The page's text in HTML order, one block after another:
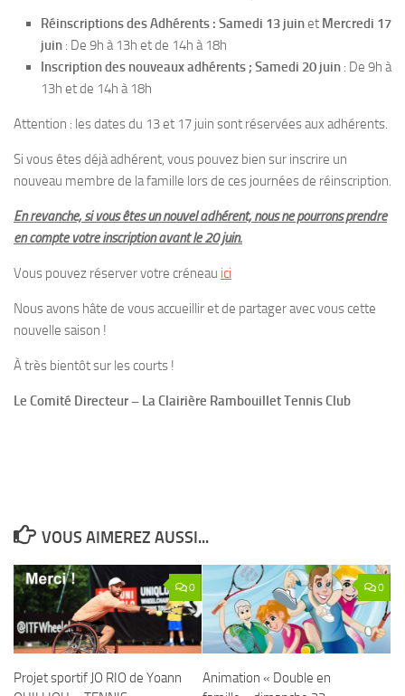
Réinscriptions des Adhérents : Samedi 13 juinet Mercredi 17
juin : De 9h à 13h et de 14h à 18h
Inscription des nouveaux adhérents ; Samedi 20 juin : De 9h à
13h et de 14h à 18h
Attention : les dates du 13 et 17 juin sont réservées aux adhérents.
Si vous êtes déjà adhérent, vous pouvez bien sur inscrire un
nouveau membre de la famille lors de ces journées de réinscription.
En revanche, si vous êtes un nouvel adhérent, nous ne pourrons prendre
en compte votre inscription avant le 20 juin.
Vous pouvez réserver votre créneau ici
Nous avons hâte de vous accueillir et de partager avec vous cette
nouvelle saison !
À très bientôt sur les courts !
Le Comité Directeur – La Clairière Rambouillet Tennis Club
VOUS AIMEREZ AUSSI...
0
Projet sportif JO RIO de Yoann
0
Animation « Double en